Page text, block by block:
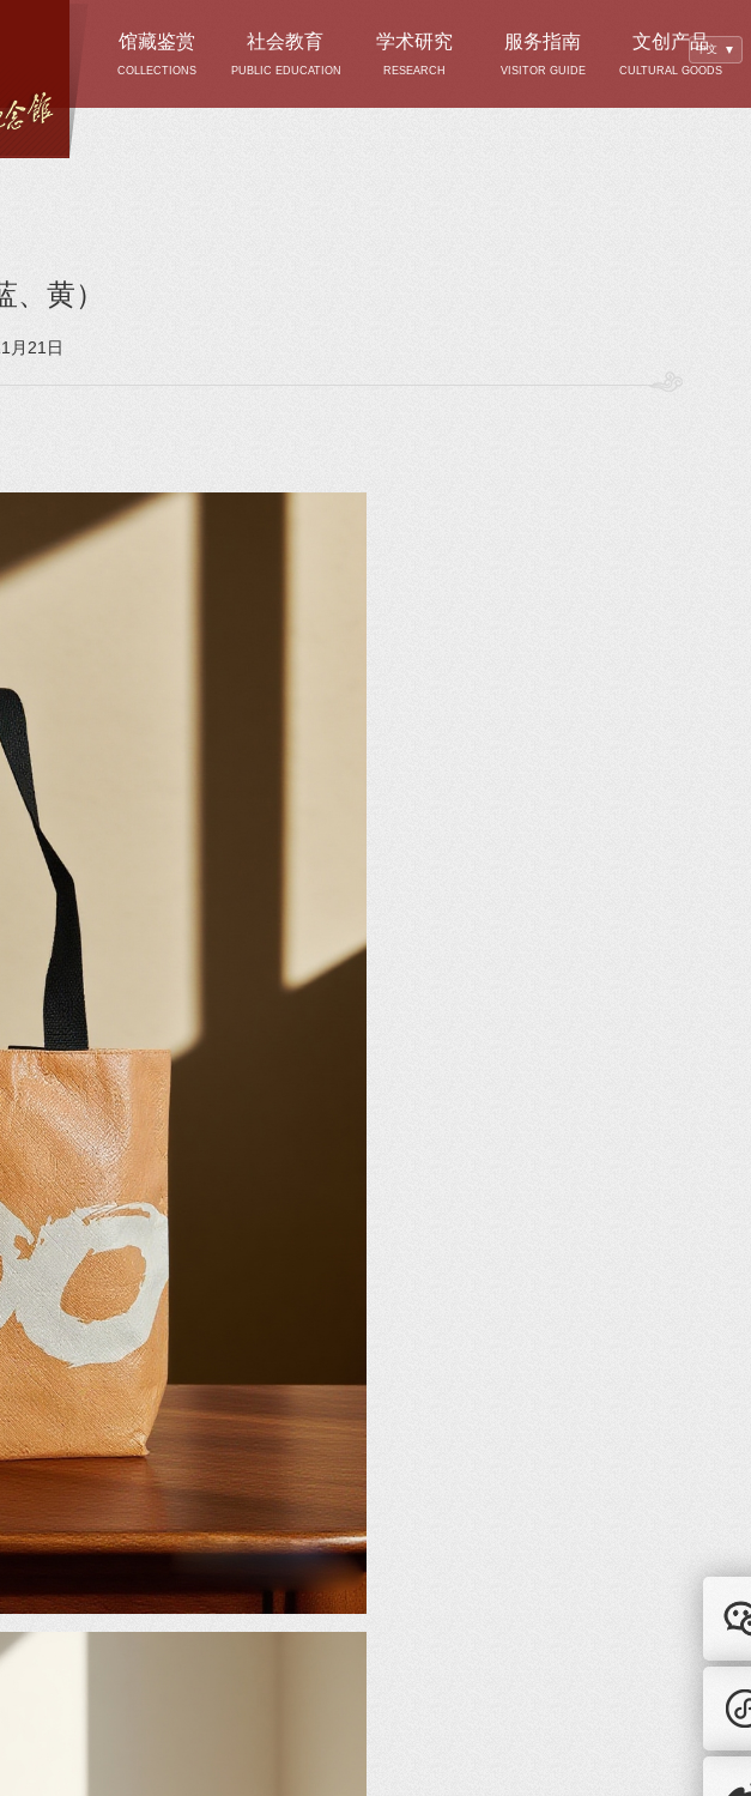
中文 ▼
馆藏鉴赏
COLLECTIONS
社会教育
PUBLIC EDUCATION
学术研究
RESEARCH
服务指南
VISITOR GUIDE
文创产品
CULTURAL GOODS
黄）
月21日